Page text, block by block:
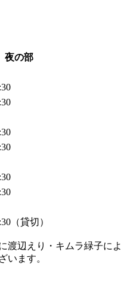
夜の部
（貸切）
渡辺えり・キムラ緑子によ
います。